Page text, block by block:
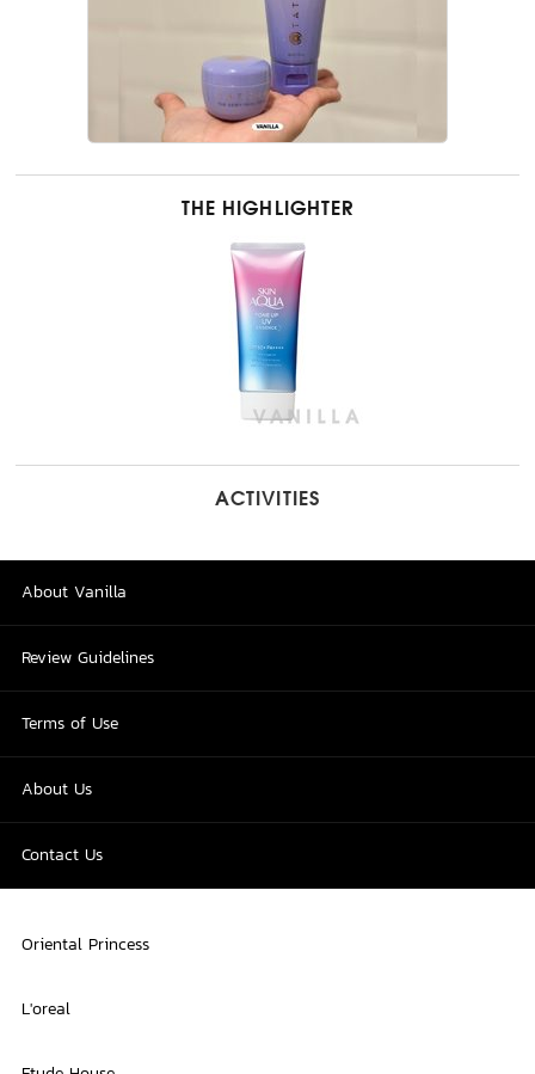
THE HIGHLIGHTER
ACTIVITIES
About Vanilla
Review Guidelines
Terms of Use
About Us
Contact Us
Oriental Princess
L'oreal